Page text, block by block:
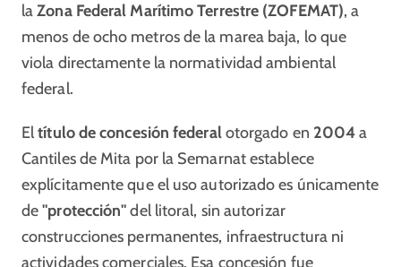
laZona Federal Marítimo Terrestre (ZOFEMAT), a
menos de ocho metros de la marea baja, lo que
viola directamente la normatividad ambiental
federal.
Eltítulo de concesión federalotorgado en 2004a
Cantiles de Mita por la Semarnat establece
explícitamente que el uso autorizado es únicamente
de"protección"del litoral, sin autorizar
construcciones permanentes, infraestructura ni
actividades comerciales. Esa concesión fue